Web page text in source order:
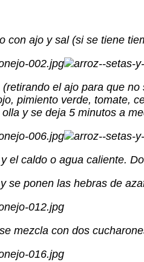
con ajo y sal (si se tiene
el ajo para que
pimiento verde, tomate,
y se deja 5 minutos a
el caldo o agua caliente.
se ponen las hebras de
mezcla con dos